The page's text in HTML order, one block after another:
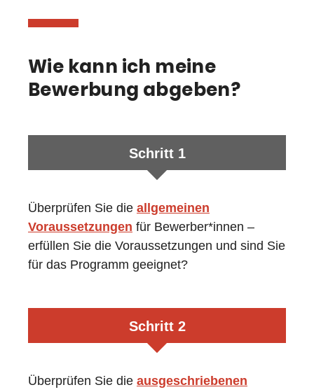
Wie kann ich meine
Bewerbung abgeben?
Schritt 1
Überprüfen Sie die allgemeinen
Voraussetzungen für Bewerber*innen –
erfüllen Sie die Voraussetzungen und sind Sie
für das Programm geeignet?
Schritt 2
Überprüfen Sie die ausgeschriebenen